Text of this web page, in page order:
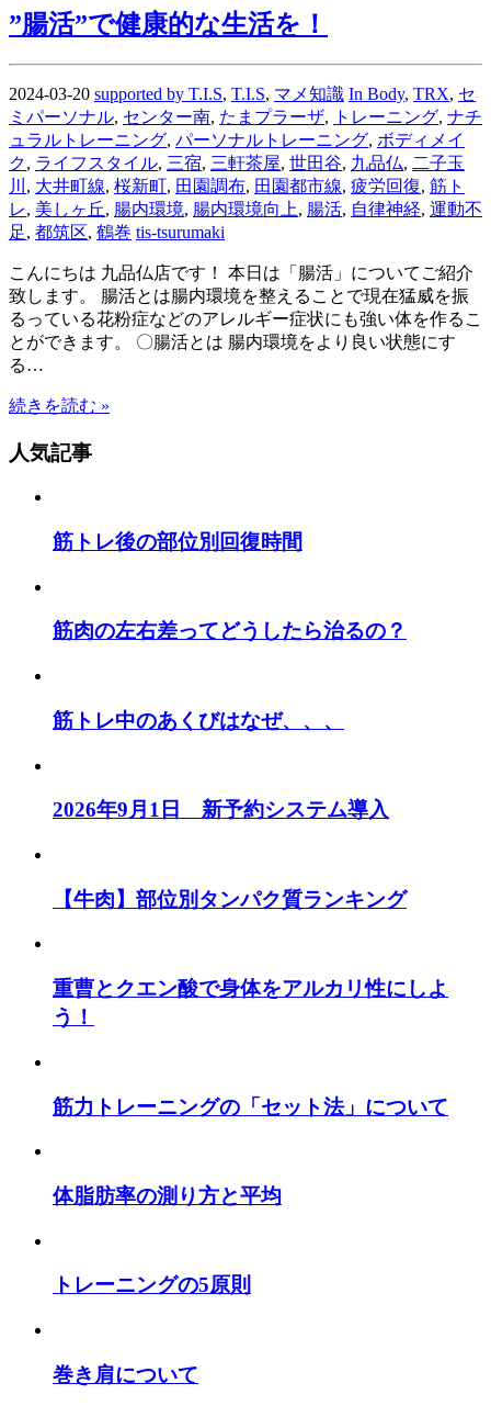
”腸活”で健康的な生活を！
2024-03-20 supported by T.I.S, T.I.S, マメ知識 In Body, TRX, セ
ミパーソナル, センター南, たまプラーザ, トレーニング, ナチ
ュラルトレーニング, パーソナルトレーニング, ボディメイ
ク, ライフスタイル, 三宿, 三軒茶屋, 世田谷, 九品仏, 二子玉
川 , 大井町線, 桜新町, 田園調布, 田園都市線, 疲労回復, 筋ト
レ, 美しヶ丘, 腸内環境, 腸内環境向上, 腸活, 自律神経, 運動不
足, 都筑区, 鶴巻 tis-tsurumaki
こんにちは 九品仏店です！ 本日は「腸活」についてご紹介
致します。 腸活とは腸内環境を整えることで現在猛威を振
るっている花粉症などのアレルギー症状にも強い体を作るこ
とができます。 〇腸活とは 腸内環境をより良い状態にす
る…
続きを読む »
人気記事
筋トレ後の部位別回復時間
筋肉の左右差ってどうしたら治るの？
筋トレ中のあくびはなぜ、、、
2026年9月1日 新予約システム導入
【牛肉】部位別タンパク質ランキング
重曹とクエン酸で身体をアルカリ性にしよ
う！
筋力トレーニングの「セット法」について
体脂肪率の測り方と平均
トレーニングの5原則
巻き肩について